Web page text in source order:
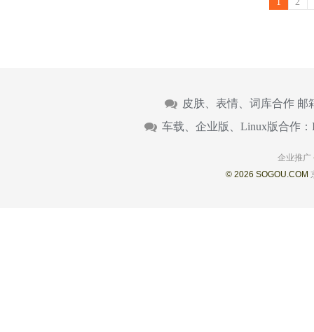
皮肤、表情、词库合作 邮
车载、企业版、Linux版合作：
企业推广
© 2026 SOGOU.COM